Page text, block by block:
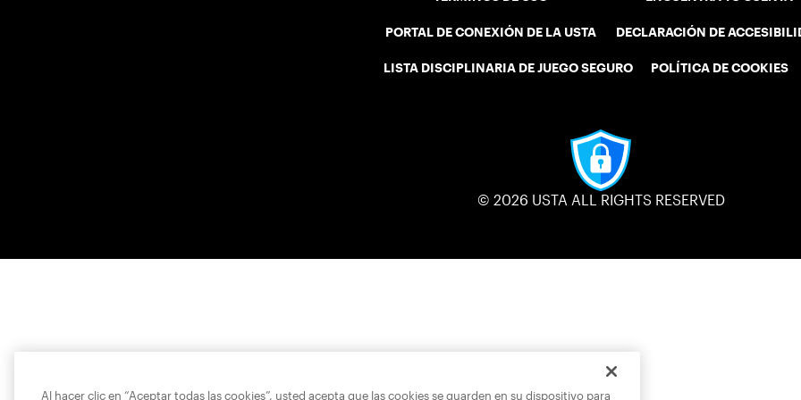
PORTAL DE CONEXIÓN DE LA USTA
LISTA DISCIPLINARIA DE JUEGO SEGURO
DECLARACIÓN DE
POLÍTICA DE COOKIES
© 2026 USTA ALL RIGHTS RESERVED
Al hacer clic en “Aceptar todas las cookies”, usted acepta que las cookies se guarden en su dispositivo para